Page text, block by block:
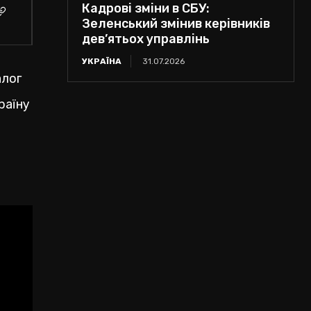
Кадрові зміни в СБУ:
Зеленський змінив керівників
дев’ятьох управлінь
УКРАЇНА 31.07.2026